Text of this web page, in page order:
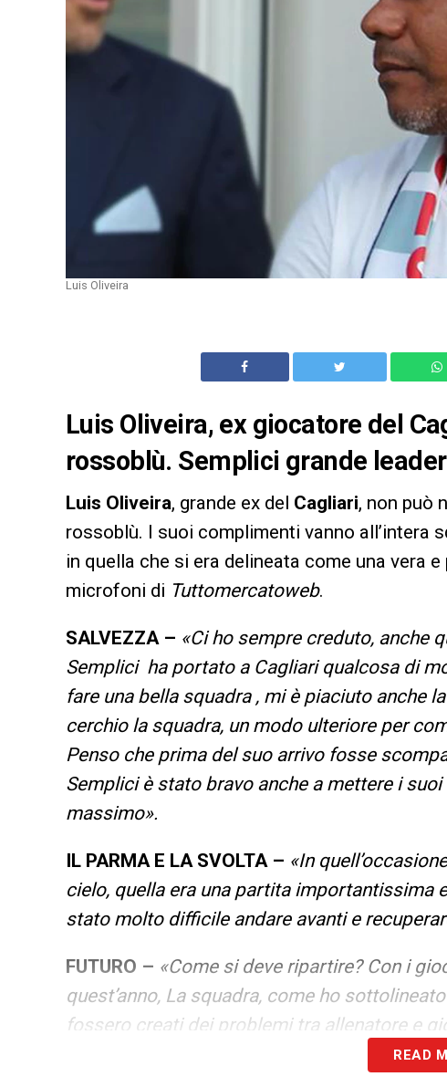
Luis Oliveira
Luis Oliveira, ex giocatore del
rossoblù. Semplici grande
Luis Oliveira, grande ex del Cagliari, non può
rossoblù. I suoi complimenti vanno all’intera
in quella che si era delineata come una vera
microfoni di Tuttomercatoweb.
SALVEZZA – «Ci ho sempre creduto, anche
Semplici ha portato a Cagliari qualcosa di
fare una bella squadra , mi è piaciuto anche
cerchio la squadra, un modo ulteriore per
Penso che prima del suo arrivo fosse
Semplici è stato bravo anche a mettere i
massimo».
IL PARMA E LA SVOLTA – «In
cielo, quella era una partita importantissima
stato molto difficile andare avanti e
FUTURO – «Come si deve ripartire? Con i
quest’anno, La squadra, come ho
fossero creati dei problemi tra allenatore e
READ